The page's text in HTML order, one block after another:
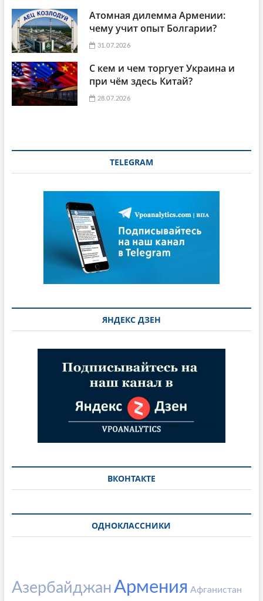
Атомная дилемма Армении:
чему учит опыт Болгарии?
31.07.2026
С кем и чем торгует Украина и
при чём здесь Китай?
28.07.2026
TELEGRAM
ЯНДЕКС ДЗЕН
ВКОНТАКТЕ
ОДНОКЛАССНИКИ
АзербайджанАрмения Афганистан